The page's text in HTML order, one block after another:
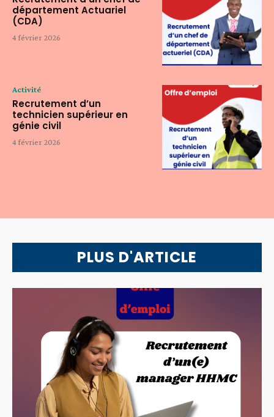
département Actuariel
(CDA)
4 février 2026
Activité
Recrutement d’un
technicien supérieur en
génie civil
4 février 2026
PLUS D'ARTICLE